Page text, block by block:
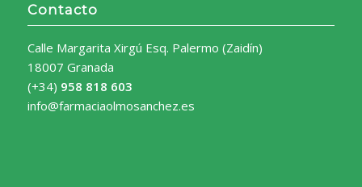
Contacto
Calle Margarita Xirgú Esq. Palermo (Zaidín)
18007 Granada
(+34) 958 818 603
info@farmaciaolmosanchez.es